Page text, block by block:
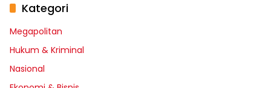
Kategori
Megapolitan
Hukum & Kriminal
Nasional